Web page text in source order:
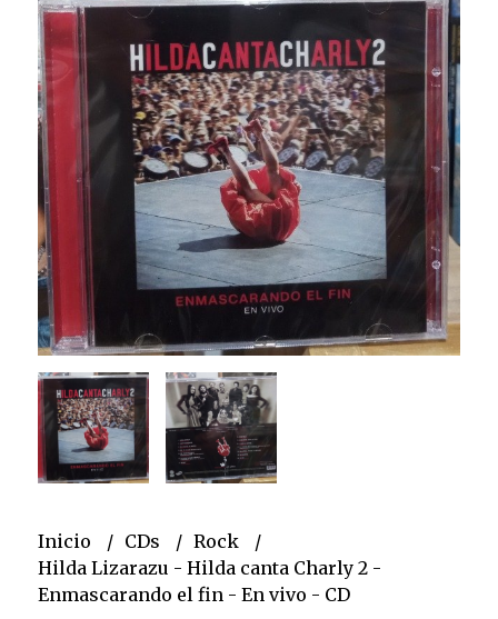
Inicio CDs
Rock
Hilda Lizarazu - Hilda canta Charly 2 -
Enmascarando el fin - En vivo - CD